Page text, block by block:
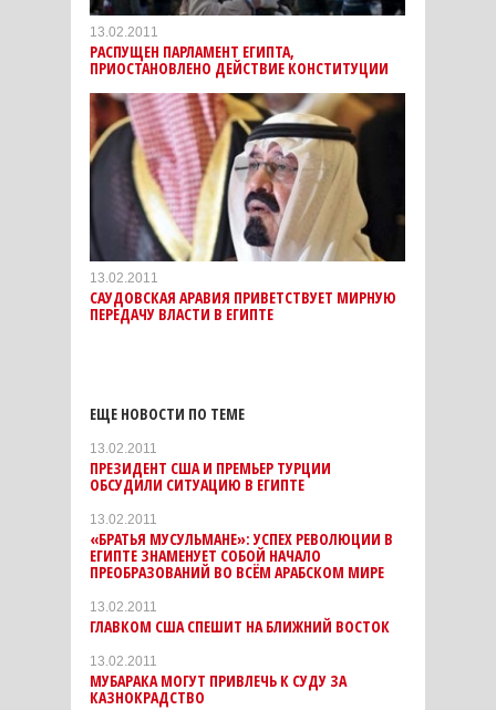
13.02.2011
РАСПУЩЕН ПАРЛАМЕНТ ЕГИПТА,
ПРИОСТАНОВЛЕНО ДЕЙСТВИЕ КОНСТИТУЦИИ
13.02.2011
САУДОВСКАЯ АРАВИЯ ПРИВЕТСТВУЕТ МИРНУЮ
ПЕРЕДАЧУ ВЛАСТИ В ЕГИПТЕ
ЕЩЕ НОВОСТИ ПО ТЕМЕ
13.02.2011
ПРЕЗИДЕНТ США И ПРЕМЬЕР ТУРЦИИ
ОБСУДИЛИ СИТУАЦИЮ В ЕГИПТЕ
13.02.2011
«БРАТЬЯ МУСУЛЬМАНЕ»: УСПЕХ РЕВОЛЮЦИИ В
ЕГИПТЕ ЗНАМЕНУЕТ СОБОЙ НАЧАЛО
ПРЕОБРАЗОВАНИЙ ВО ВСЁМ АРАБСКОМ МИРЕ
13.02.2011
ГЛАВКОМ США СПЕШИТ НА БЛИЖНИЙ ВОСТОК
13.02.2011
МУБАРАКА МОГУТ ПРИВЛЕЧЬ К СУДУ ЗА
КАЗНОКРАДСТВО